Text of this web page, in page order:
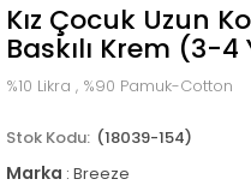
Kız Çocuk Uzun
Baskılı Krem (3-4
%10 Likra , %90 Pamuk-Cotton
(18039-154)
Marka : Breeze